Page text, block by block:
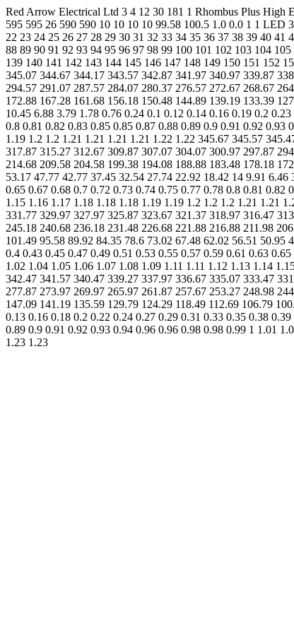
Red Arrow Electrical Ltd 3 4 12 30 181 1 Rhombus Plus
595 595 26 590 590 10 10 10 10 99.58 100.5 1.0 0.0 1 1 LED
22 23 24 25 26 27 28 29 30 31 32 33 34 35 36 37 38 39 40
88 89 90 91 92 93 94 95 96 97 98 99 100 101 102 103 104
139 140 141 142 143 144 145 146 147 148 149 150 151 152
345.07 344.67 344.17 343.57 342.87 341.97 340.97 339.87
294.57 291.07 287.57 284.07 280.37 276.57 272.67 268.67
172.88 167.28 161.68 156.18 150.48 144.89 139.19 133.39
10.45 6.88 3.79 1.78 0.76 0.24 0.1 0.12 0.14 0.16 0.19 0.2
0.8 0.81 0.82 0.83 0.85 0.85 0.87 0.88 0.89 0.9 0.91 0.92 0.93
1.19 1.2 1.2 1.21 1.21 1.21 1.21 1.22 1.22 345.67 345.57
317.87 315.27 312.67 309.87 307.07 304.07 300.97 297.87
214.68 209.58 204.58 199.38 194.08 188.88 183.48 178.18
53.17 47.77 42.77 37.45 32.54 27.74 22.92 18.42 14 9.91
0.65 0.67 0.68 0.7 0.72 0.73 0.74 0.75 0.77 0.78 0.8 0.81 0.82
1.15 1.16 1.17 1.18 1.18 1.18 1.19 1.19 1.2 1.2 1.2 1.21 1.21
331.77 329.97 327.97 325.87 323.67 321.37 318.97 316.47
245.18 240.68 236.18 231.48 226.68 221.88 216.88 211.98
101.49 95.58 89.92 84.35 78.6 73.02 67.48 62.02 56.51
0.4 0.43 0.45 0.47 0.49 0.51 0.53 0.55 0.57 0.59 0.61 0.63
1.02 1.04 1.05 1.06 1.07 1.08 1.09 1.11 1.11 1.12 1.13 1.14
342.47 341.57 340.47 339.27 337.97 336.67 335.07 333.47
277.87 273.97 269.97 265.97 261.87 257.67 253.27 248.98
147.09 141.19 135.59 129.79 124.29 118.49 112.69 106.79
0.13 0.16 0.18 0.2 0.22 0.24 0.27 0.29 0.31 0.33 0.35 0.38
0.89 0.9 0.91 0.92 0.93 0.94 0.96 0.96 0.98 0.98 0.99 1 1.01
1.23 1.23